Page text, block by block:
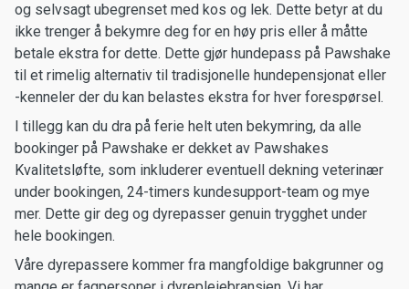
og selvsagt ubegrenset med kos og lek. Dette betyr at du
ikke trenger å bekymre deg for en høy pris eller å måtte
betale ekstra for dette. Dette gjør hundepass på Pawshake
til et rimelig alternativ til tradisjonelle hundepensjonat eller
-kenneler der du kan belastes ekstra for hver forespørsel.
I tillegg kan du dra på ferie helt uten bekymring, da alle
bookinger på Pawshake er dekket av Pawshakes
Kvalitetsløfte, som inkluderer eventuell dekning veterinær
under bookingen, 24-timers kundesupport-team og mye
mer. Dette gir deg og dyrepasser genuin trygghet under
hele bookingen.
Våre dyrepassere kommer fra mangfoldige bakgrunner og